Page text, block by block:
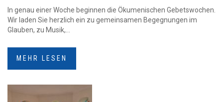
In genau einer Woche beginnen die Ökumenischen Gebetswochen.
Wir laden Sie herzlich ein zu gemeinsamen Begegnungen im
Glauben, zu Musik,...
MEHR LESEN